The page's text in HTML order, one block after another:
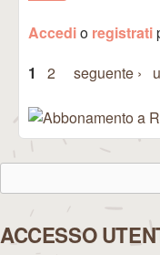
Accedio registrati
Pagine
1 2 seguente ›
Form di
ACCESSO